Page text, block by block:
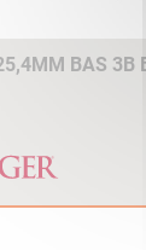
BAS 3B